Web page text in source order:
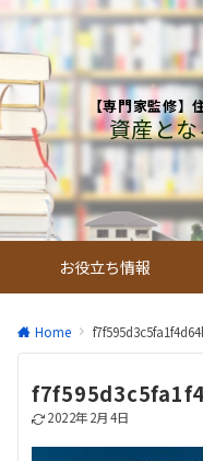
【専門家監修
資産と
お役立ち情報
Home
2022年2月4日